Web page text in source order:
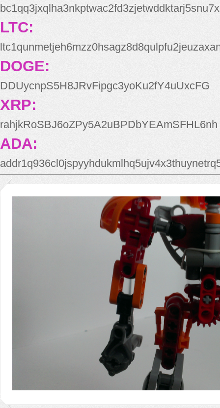
bc1qq3jxqlha3nkptwac2fd3zjetwddktarj5snu7x
LTC:
DOGE:
DDUycnpS5H8JRvFipgc3yoKu2fY4uUxcFG
XRP:
rahjkRoSBJ6oZPy5A2uBPDbYEAmSFHL6nh
ADA: